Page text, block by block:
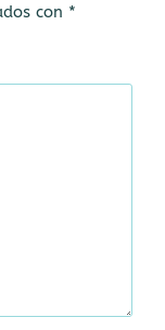
con *